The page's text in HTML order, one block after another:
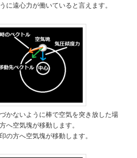
に遠心力が働いていると言えます。
かないように棒で空気を突き放した場
へ空気塊が移動します。
の方へ空気塊が移動します。